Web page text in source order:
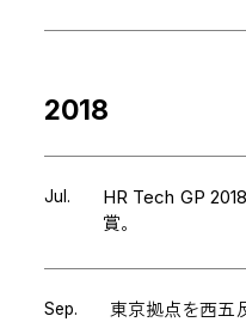
2018
Jul.
HR Tech GP
賞。
Sep. 東京拠点を西五